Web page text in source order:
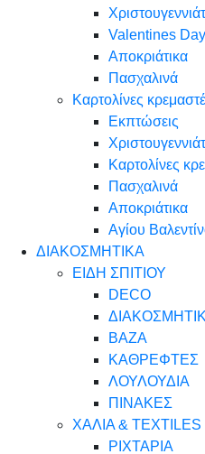
Valentines Day
Αποκριάτικα
Πασχαλινά
Καρτολίνες
Εκπτώσεις
Καρτολίνες
Πασχαλινά
Αποκριάτικα
Αγίου
ΔΙΑΚΟΣΜΗΤΙΚΑ
ΕΙΔΗ ΣΠΙΤΙΟΥ
DECO
ΒΑΖΑ
ΚΑΘΡΕΦΤΕΣ
ΛΟΥΛΟΥΔΙΑ
ΠΙΝΑΚΕΣ
ΧΑΛΙΑ & TEXTILES
ΡΙΧΤΑΡΙΑ